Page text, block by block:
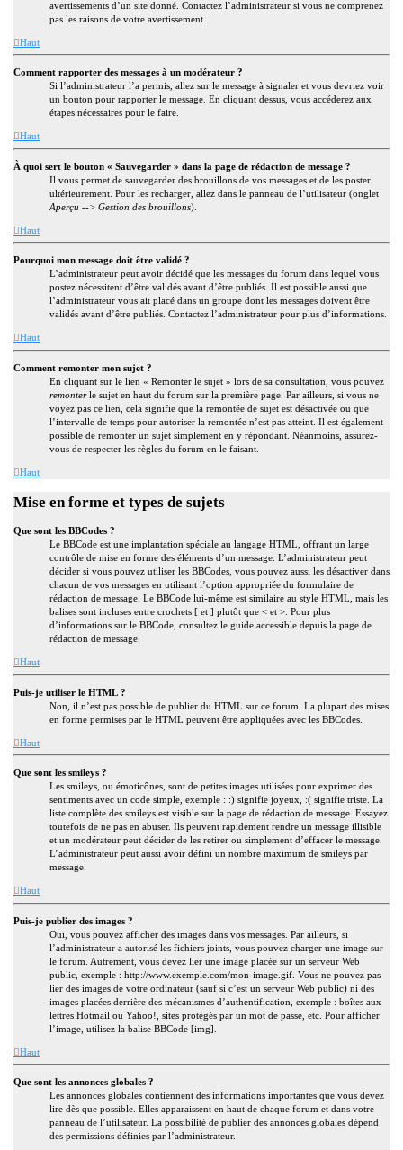
avertissements d’un site donné. Contactez l’administrateur si vous ne comprenez
pas les raisons de votre avertissement.
Haut
Comment rapporter des messages à un modérateur ?
Si l’administrateur l’a permis, allez sur le message à signaler et vous devriez voir
un bouton pour rapporter le message. En cliquant dessus, vous accéderez aux
étapes nécessaires pour le faire.
Haut
À quoi sert le bouton « Sauvegarder » dans la page de rédaction de message ?
Il vous permet de sauvegarder des brouillons de vos messages et de les poster
ultérieurement. Pour les recharger, allez dans le panneau de l’utilisateur (onglet
Aperçu --> Gestion des brouillons).
Haut
Pourquoi mon message doit être validé ?
L’administrateur peut avoir décidé que les messages du forum dans lequel vous
postez nécessitent d’être validés avant d’être publiés. Il est possible aussi que
l’administrateur vous ait placé dans un groupe dont les messages doivent être
validés avant d’être publiés. Contactez l’administrateur pour plus d’informations.
Haut
Comment remonter mon sujet ?
En cliquant sur le lien « Remonter le sujet » lors de sa consultation, vous pouvez
remonterle sujet en haut du forum sur la première page. Par ailleurs, si vous ne
voyez pas ce lien, cela signifie que la remontée de sujet est désactivée ou que
l’intervalle de temps pour autoriser la remontée n’est pas atteint. Il est également
possible de remonter un sujet simplement en y répondant. Néanmoins, assurez-
vous de respecter les règles du forum en le faisant.
Haut
Mise en forme et types de sujets
Que sont les BBCodes ?
Le BBCode est une implantation spéciale au langage HTML, offrant un large
contrôle de mise en forme des éléments d’un message. L’administrateur peut
décider si vous pouvez utiliser les BBCodes, vous pouvez aussi les désactiver dans
chacun de vos messages en utilisant l’option appropriée du formulaire de
rédaction de message. Le BBCode lui-même est similaire au style HTML, mais les
balises sont incluses entre crochets [ et ] plutôt que < et >. Pour plus
d’informations sur le BBCode, consultez le guide accessible depuis la page de
rédaction de message.
Haut
Puis-je utiliser le HTML ?
Non, il n’est pas possible de publier du HTML sur ce forum. La plupart des mises
en forme permises par le HTML peuvent être appliquées avec les BBCodes.
Haut
Que sont les smileys ?
Les smileys, ou émoticônes, sont de petites images utilisées pour exprimer des
sentiments avec un code simple, exemple : :) signifie joyeux, :( signifie triste. La
liste complète des smileys est visible sur la page de rédaction de message. Essayez
toutefois de ne pas en abuser. Ils peuvent rapidement rendre un message illisible
et un modérateur peut décider de les retirer ou simplement d’effacer le message.
L’administrateur peut aussi avoir défini un nombre maximum de smileys par
message.
Haut
Puis-je publier des images ?
Oui, vous pouvez afficher des images dans vos messages. Par ailleurs, si
l’administrateur a autorisé les fichiers joints, vous pouvez charger une image sur
le forum. Autrement, vous devez lier une image placée sur un serveur Web
public, exemple : http://www.exemple.com/mon-image.gif. Vous ne pouvez pas
lier des images de votre ordinateur (sauf si c’est un serveur Web public) ni des
images placées derrière des mécanismes d’authentification, exemple : boîtes aux
lettres Hotmail ou Yahoo!, sites protégés par un mot de passe, etc. Pour afficher
l’image, utilisez la balise BBCode [img].
Haut
Que sont les annonces globales ?
Les annonces globales contiennent des informations importantes que vous devez
lire dès que possible. Elles apparaissent en haut de chaque forum et dans votre
panneau de l’utilisateur. La possibilité de publier des annonces globales dépend
des permissions définies par l’administrateur.